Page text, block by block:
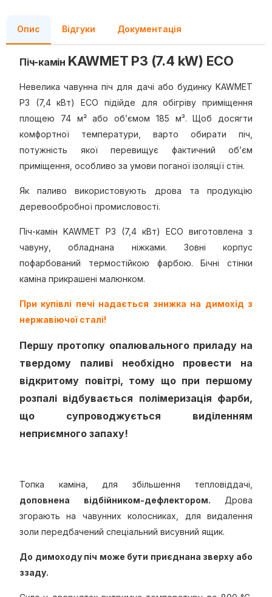
Опис Відгуки Документація
Піч-камін KAWMET P3 (7.4 kW) ECO
Невелика чавунна піч для дачі або будинку KAWMET
P3 (7,4 кВт) ECO підійде для обігріву приміщення
площею 74 м² або об’ємом 185 м³. Щоб досягти
комфортної температури, варто обирати піч,
потужність якої перевищує фактичний об’єм
приміщення, особливо за умови поганої ізоляції стін.
Як паливо використовують дрова та продукцію
деревообробної промисловості.
Піч-камін KAWMET P3 (7,4 кВт) ECO виготовлена з
чавуну, обладнана ніжками. Зовні корпус
пофарбований термостійкою фарбою. Бічні стінки
каміна прикрашені малюнком.
При купівлі печі надається знижка на димохід з
нержавіючої сталі!
Першу протопку опалювального приладу на
твердому паливі необхідно провести на
відкритому повітрі, тому що при першому
розпалі відбувається полімеризація фарби,
що супроводжується виділенням
неприємного запаху!
Топка каміна, для збільшення тепловіддачі,
доповнена відбійником-дефлектором. Дрова
згорають на чавунних колосниках, для видалення
золи передбачений спеціальний висувний ящик.
До димоходу піч може бути приєднана зверху або
ззаду.